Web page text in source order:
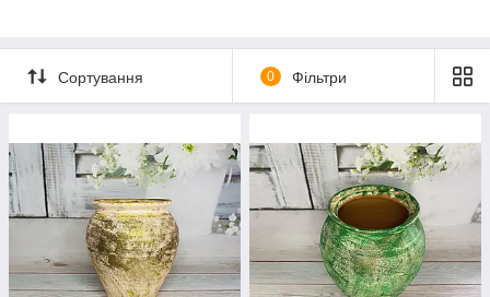
Сортування 0 Фільтри